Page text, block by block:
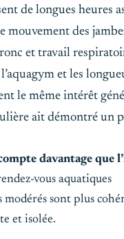
de longues heures
des
et travail
et les
le même intérêt
ait démontré un
davantage que
vous aquatiques
sont plus
et isolée.